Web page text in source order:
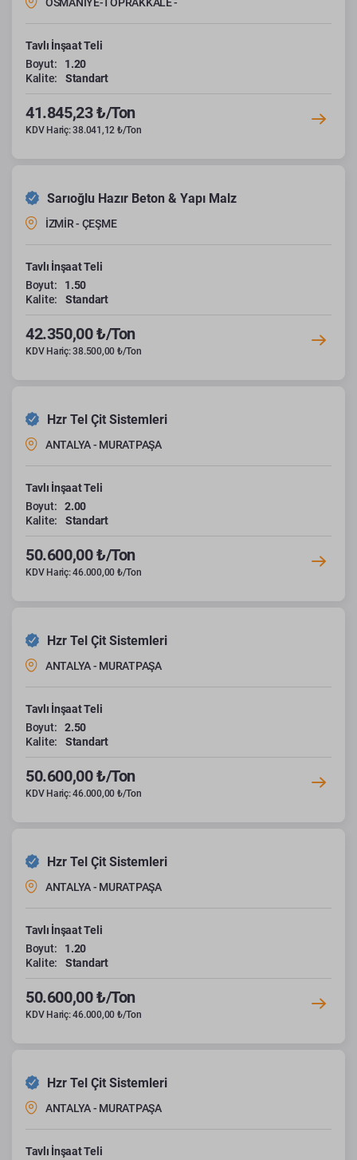
Tavlı İnşaat Teli
Boyut:
1.20
Kalite:
Standart
41.845,23 ₺/Ton
KDV Hariç: 38.041,12 ₺/Ton
Sarıoğlu Hazır Beton & Yapı Malz
İZMİR - ÇEŞME
Tavlı İnşaat Teli
Boyut:
1.50
Kalite:
Standart
42.350,00 ₺/Ton
KDV Hariç: 38.500,00 ₺/Ton
Hzr Tel Çit Sistemleri
ANTALYA - MURATPAŞA
Tavlı İnşaat Teli
Boyut:
2.00
Kalite:
Standart
50.600,00 ₺/Ton
KDV Hariç: 46.000,00 ₺/Ton
Hzr Tel Çit Sistemleri
ANTALYA - MURATPAŞA
Tavlı İnşaat Teli
Boyut:
2.50
Kalite:
Standart
50.600,00 ₺/Ton
KDV Hariç: 46.000,00 ₺/Ton
Hzr Tel Çit Sistemleri
ANTALYA - MURATPAŞA
Tavlı İnşaat Teli
Boyut:
1.20
Kalite:
Standart
50.600,00 ₺/Ton
KDV Hariç: 46.000,00 ₺/Ton
Hzr Tel Çit Sistemleri
ANTALYA - MURATPAŞA
Tavlı İnşaat Teli